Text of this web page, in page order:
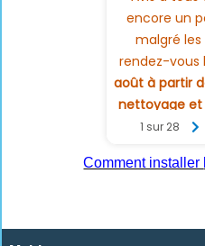
Comment installer